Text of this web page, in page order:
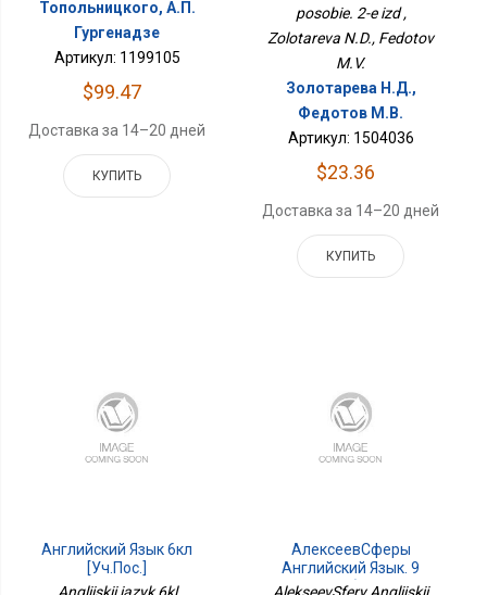
Топольницкого, А.П.
Гургенадзе
Артикул: 1199105
$99.47
Доставка за 14–20 дней
КУПИТЬ
posobie. 2-e izd ,
Zolotareva N.D., Fedotov
M.V.
Золотарева Н.Д.,
Федотов М.В.
Артикул: 1504036
$23.36
Доставка за 14–20 дней
КУПИТЬ
Английский Язык 6кл
[Уч.пос.]
АлексеевСферы
Английский Язык. 9
Класс . Учебник Просв.